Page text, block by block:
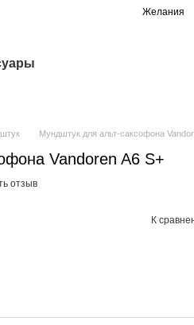
Желания
Мундштук для альт-саксофона
Vandoren A6 S+
отзыв
К